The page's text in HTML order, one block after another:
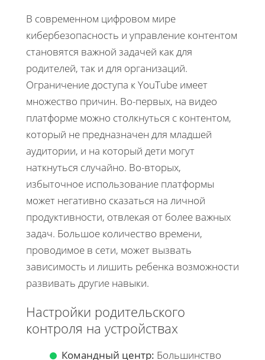
В современном цифровом мире
кибербезопасность и управление контентом
становятся важной задачей как для
родителей, так и для организаций.
Ограничение доступа к YouTube имеет
множество причин. Во-первых, на видео
платформе можно столкнуться с контентом,
который не предназначен для младшей
аудитории, и на который дети могут
наткнуться случайно. Во-вторых,
избыточное использование платформы
может негативно сказаться на личной
продуктивности, отвлекая от более важных
задач. Большое количество времени,
проводимое в сети, может вызвать
зависимость и лишить ребенка возможности
развивать другие навыки.
Настройки родительского
контроля на устройствах
Командный центр: Большинство